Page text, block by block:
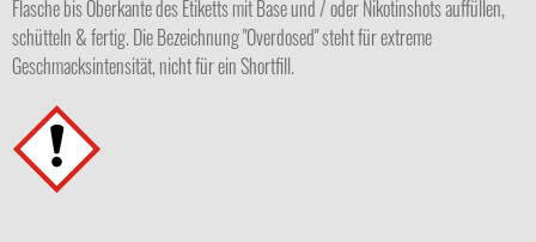
Flasche bis Oberkante des Etiketts mit Base und / oder Nikotinshots auffüllen,
schütteln & fertig. Die Bezeichnung "Overdosed" steht für extreme
Geschmacksintensität, nicht für ein Shortfill.